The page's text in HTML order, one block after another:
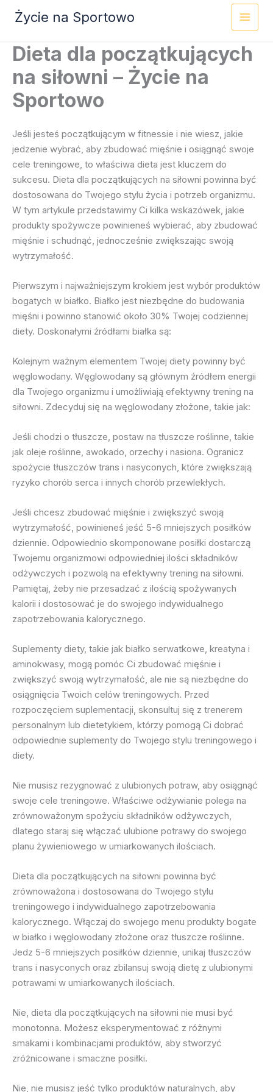
Przejdź
Życie na Sportowo
Dieta dla początkujących
na siłowni – Życie na
Sportowo
Jeśli jesteś początkującym w fitnessie i nie wiesz, jakie
jedzenie wybrać, aby zbudować mięśnie i osiągnąć swoje
cele treningowe, to właściwa dieta jest kluczem do
sukcesu. Dieta dla początkujących na siłowni powinna być
dostosowana do Twojego stylu życia i potrzeb organizmu.
W tym artykule przedstawimy Ci kilka wskazówek, jakie
produkty spożywcze powinieneś wybierać, aby zbudować
mięśnie i schudnąć, jednocześnie zwiększając swoją
wytrzymałość.
Pierwszym i najważniejszym krokiem jest wybór produktów
bogatych w białko. Białko jest niezbędne do budowania
mięśni i powinno stanowić około 30% Twojej codziennej
diety. Doskonałymi źródłami białka są:
Kolejnym ważnym elementem Twojej diety powinny być
węglowodany. Węglowodany są głównym źródłem energii
dla Twojego organizmu i umożliwiają efektywny trening na
siłowni. Zdecyduj się na węglowodany złożone, takie jak:
Jeśli chodzi o tłuszcze, postaw na tłuszcze roślinne, takie
jak oleje roślinne, awokado, orzechy i nasiona. Ogranicz
spożycie tłuszczów trans i nasyconych, które zwiększają
ryzyko chorób serca i innych chorób przewlekłych.
Jeśli chcesz zbudować mięśnie i zwiększyć swoją
wytrzymałość, powinieneś jeść 5-6 mniejszych posiłków
dziennie. Odpowiednio skomponowane posiłki dostarczą
Twojemu organizmowi odpowiedniej ilości składników
odżywczych i pozwolą na efektywny trening na siłowni.
Pamiętaj, żeby nie przesadzać z ilością spożywanych
kalorii i dostosować je do swojego indywidualnego
zapotrzebowania kalorycznego.
Suplementy diety, takie jak białko serwatkowe, kreatyna i
aminokwasy, mogą pomóc Ci zbudować mięśnie i
zwiększyć swoją wytrzymałość, ale nie są niezbędne do
osiągnięcia Twoich celów treningowych. Przed
rozpoczęciem suplementacji, skonsultuj się z trenerem
personalnym lub dietetykiem, którzy pomogą Ci dobrać
odpowiednie suplementy do Twojego stylu treningowego i
diety.
Nie musisz rezygnować z ulubionych potraw, aby osiągnąć
swoje cele treningowe. Właściwe odżywianie polega na
zrównoważonym spożyciu składników odżywczych,
dlatego staraj się włączać ulubione potrawy do swojego
planu żywieniowego w umiarkowanych ilościach.
Dieta dla początkujących na siłowni powinna być
zrównoważona i dostosowana do Twojego stylu
treningowego i indywidualnego zapotrzebowania
kalorycznego. Włączaj do swojego menu produkty bogate
w białko i węglowodany złożone oraz tłuszcze roślinne.
Jedz 5-6 mniejszych posiłków dziennie, unikaj tłuszczów
trans i nasyconych oraz zbilansuj swoją dietę z ulubionymi
potrawami w umiarkowanych ilościach.
Nie, dieta dla początkujących na siłowni nie musi być
monotonna. Możesz eksperymentować z różnymi
smakami i kombinacjami produktów, aby stworzyć
zróżnicowane i smaczne posiłki.
Nie, nie musisz jeść tylko produktów naturalnych, aby